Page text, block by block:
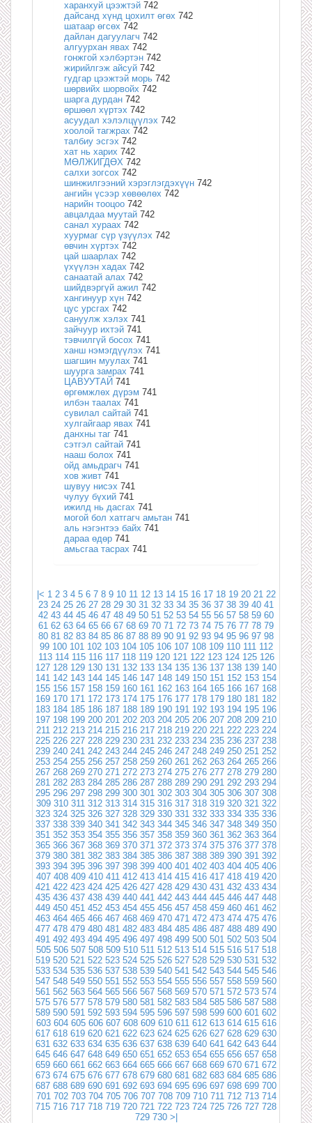
харанхуй цээжтэй 742
дайсанд хүнд цохилт өгөх 742
шатаар өгсөх 742
дайлан дагуулагч 742
алгуурхан явах 742
гонжгой хэлбэртэн 742
жирийлгэж айсуй 742
гудгар цээжтэй морь 742
шөрвийх шорвойх 742
шарга дурдан 742
өршөөл хүртэх 742
асуудал хэлэлцүүлэх 742
хоолой тагжрах 742
талбиу эсгэх 742
хат нь харих 742
МӨЛЖИГДӨХ 742
салхи зогсох 742
шинжилгээний хэрэглэгдэхүүн 742
ангийн үсээр хөвөөлөх 742
нарийн тооцоо 742
авцалдаа муутай 742
санал хураах 742
хуурмаг сүр үзүүлэх 742
өвчин хүртэх 742
цай шаарлах 742
үхүүлэн хадах 742
санаатай алах 742
шийдвэргүй ажил 742
хангинуур хүн 742
цус урсгах 742
сануулж хэлэх 741
зайчуур ихтэй 741
тэвчилгүй босох 741
ханш нэмэгдүүлэх 741
шагшин муулах 741
шуурга замрах 741
ЦАВУУТАЙ 741
өргөмжлөх дүрэм 741
илбэн таалах 741
сувилал сайтай 741
хулгайгаар явах 741
данхны таг 741
сэтгэл сайтай 741
нааш болох 741
ойд амьдрагч 741
хов живт 741
шувуу нисэх 741
чулуу бүхий 741
ижилд нь дасгах 741
могой бол хатгагч амьтан 741
аль нэгэнтээ байх 741
дараа өдөр 741
амьсгаа тасрах 741
|< 1 2 3 4 5 6 7 8 9 10 11 12 13 14 15 16 17 18 19 20 21 22
23 24 25 26 27 28 29 30 31 32 33 34 35 36 37 38 39 40 41
42 43 44 45 46 47 48 49 50 51 52 53 54 55 56 57 58 59 60
61 62 63 64 65 66 67 68 69 70 71 72 73 74 75 76 77 78 79
80 81 82 83 84 85 86 87 88 89 90 91 92 93 94 95 96 97 98
99 100 101 102 103 104 105 106 107 108 109 110 111 112
113 114 115 116 117 118 119 120 121 122 123 124 125 126
127 128 129 130 131 132 133 134 135 136 137 138 139 140
141 142 143 144 145 146 147 148 149 150 151 152 153 154
155 156 157 158 159 160 161 162 163 164 165 166 167 168
169 170 171 172 173 174 175 176 177 178 179 180 181 182
183 184 185 186 187 188 189 190 191 192 193 194 195 196
197 198 199 200 201 202 203 204 205 206 207 208 209 210
211 212 213 214 215 216 217 218 219 220 221 222 223 224
225 226 227 228 229 230 231 232 233 234 235 236 237 238
239 240 241 242 243 244 245 246 247 248 249 250 251 252
253 254 255 256 257 258 259 260 261 262 263 264 265 266
267 268 269 270 271 272 273 274 275 276 277 278 279 280
281 282 283 284 285 286 287 288 289 290 291 292 293 294
295 296 297 298 299 300 301 302 303 304 305 306 307 308
309 310 311 312 313 314 315 316 317 318 319 320 321 322
323 324 325 326 327 328 329 330 331 332 333 334 335 336
337 338 339 340 341 342 343 344 345 346 347 348 349 350
351 352 353 354 355 356 357 358 359 360 361 362 363 364
365 366 367 368 369 370 371 372 373 374 375 376 377 378
379 380 381 382 383 384 385 386 387 388 389 390 391 392
393 394 395 396 397 398 399 400 401 402 403 404 405 406
407 408 409 410 411 412 413 414 415 416 417 418 419 420
421 422 423 424 425 426 427 428 429 430 431 432 433 434
435 436 437 438 439 440 441 442 443 444 445 446 447 448
449 450 451 452 453 454 455 456 457 458 459 460 461 462
463 464 465 466 467 468 469 470 471 472 473 474 475 476
477 478 479 480 481 482 483 484 485 486 487 488 489 490
491 492 493 494 495 496 497 498 499 500 501 502 503 504
505 506 507 508 509 510 511 512 513 514 515 516 517 518
519 520 521 522 523 524 525 526 527 528 529 530 531 532
533 534 535 536 537 538 539 540 541 542 543 544 545 546
547 548 549 550 551 552 553 554 555 556 557 558 559 560
561 562 563 564 565 566 567 568 569 570 571 572 573 574
575 576 577 578 579 580 581 582 583 584 585 586 587 588
589 590 591 592 593 594 595 596 597 598 599 600 601 602
603 604 605 606 607 608 609 610 611 612 613 614 615 616
617 618 619 620 621 622 623 624 625 626 627 628 629 630
631 632 633 634 635 636 637 638 639 640 641 642 643 644
645 646 647 648 649 650 651 652 653 654 655 656 657 658
659 660 661 662 663 664 665 666 667 668 669 670 671 672
673 674 675 676 677 678 679 680 681 682 683 684 685 686
687 688 689 690 691 692 693 694 695 696 697 698 699 700
701 702 703 704 705 706 707 708 709 710 711 712 713 714
715 716 717 718 719 720 721 722 723 724 725 726 727 728
729 730 >|